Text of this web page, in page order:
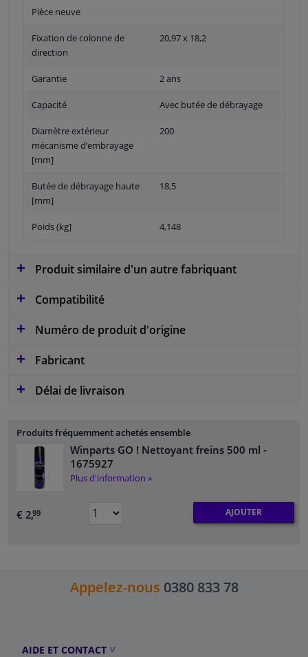
Pièce neuve
Fixation de colonne de
direction
20,97 x 18,2
Garantie 2 ans
Capacité Avec butée de débrayage
Diamètre extérieur
mécanisme d’embrayage
[mm]
200
Butée de débrayage haute
[mm]
18,5
Poids (kg] 4,148
Produit similaire d'un autre fabriquant
Compatibilité
Numéro de produit d'origine
Fabricant
Délai de livraison
Produits fréquemment achetés ensemble
Winparts GO ! Nettoyant freins 500 ml -
1675927
Plus d'information »
€ 2,99 AJOUTER
Appelez-nous 0380 833 78
AIDE ET CONTACT